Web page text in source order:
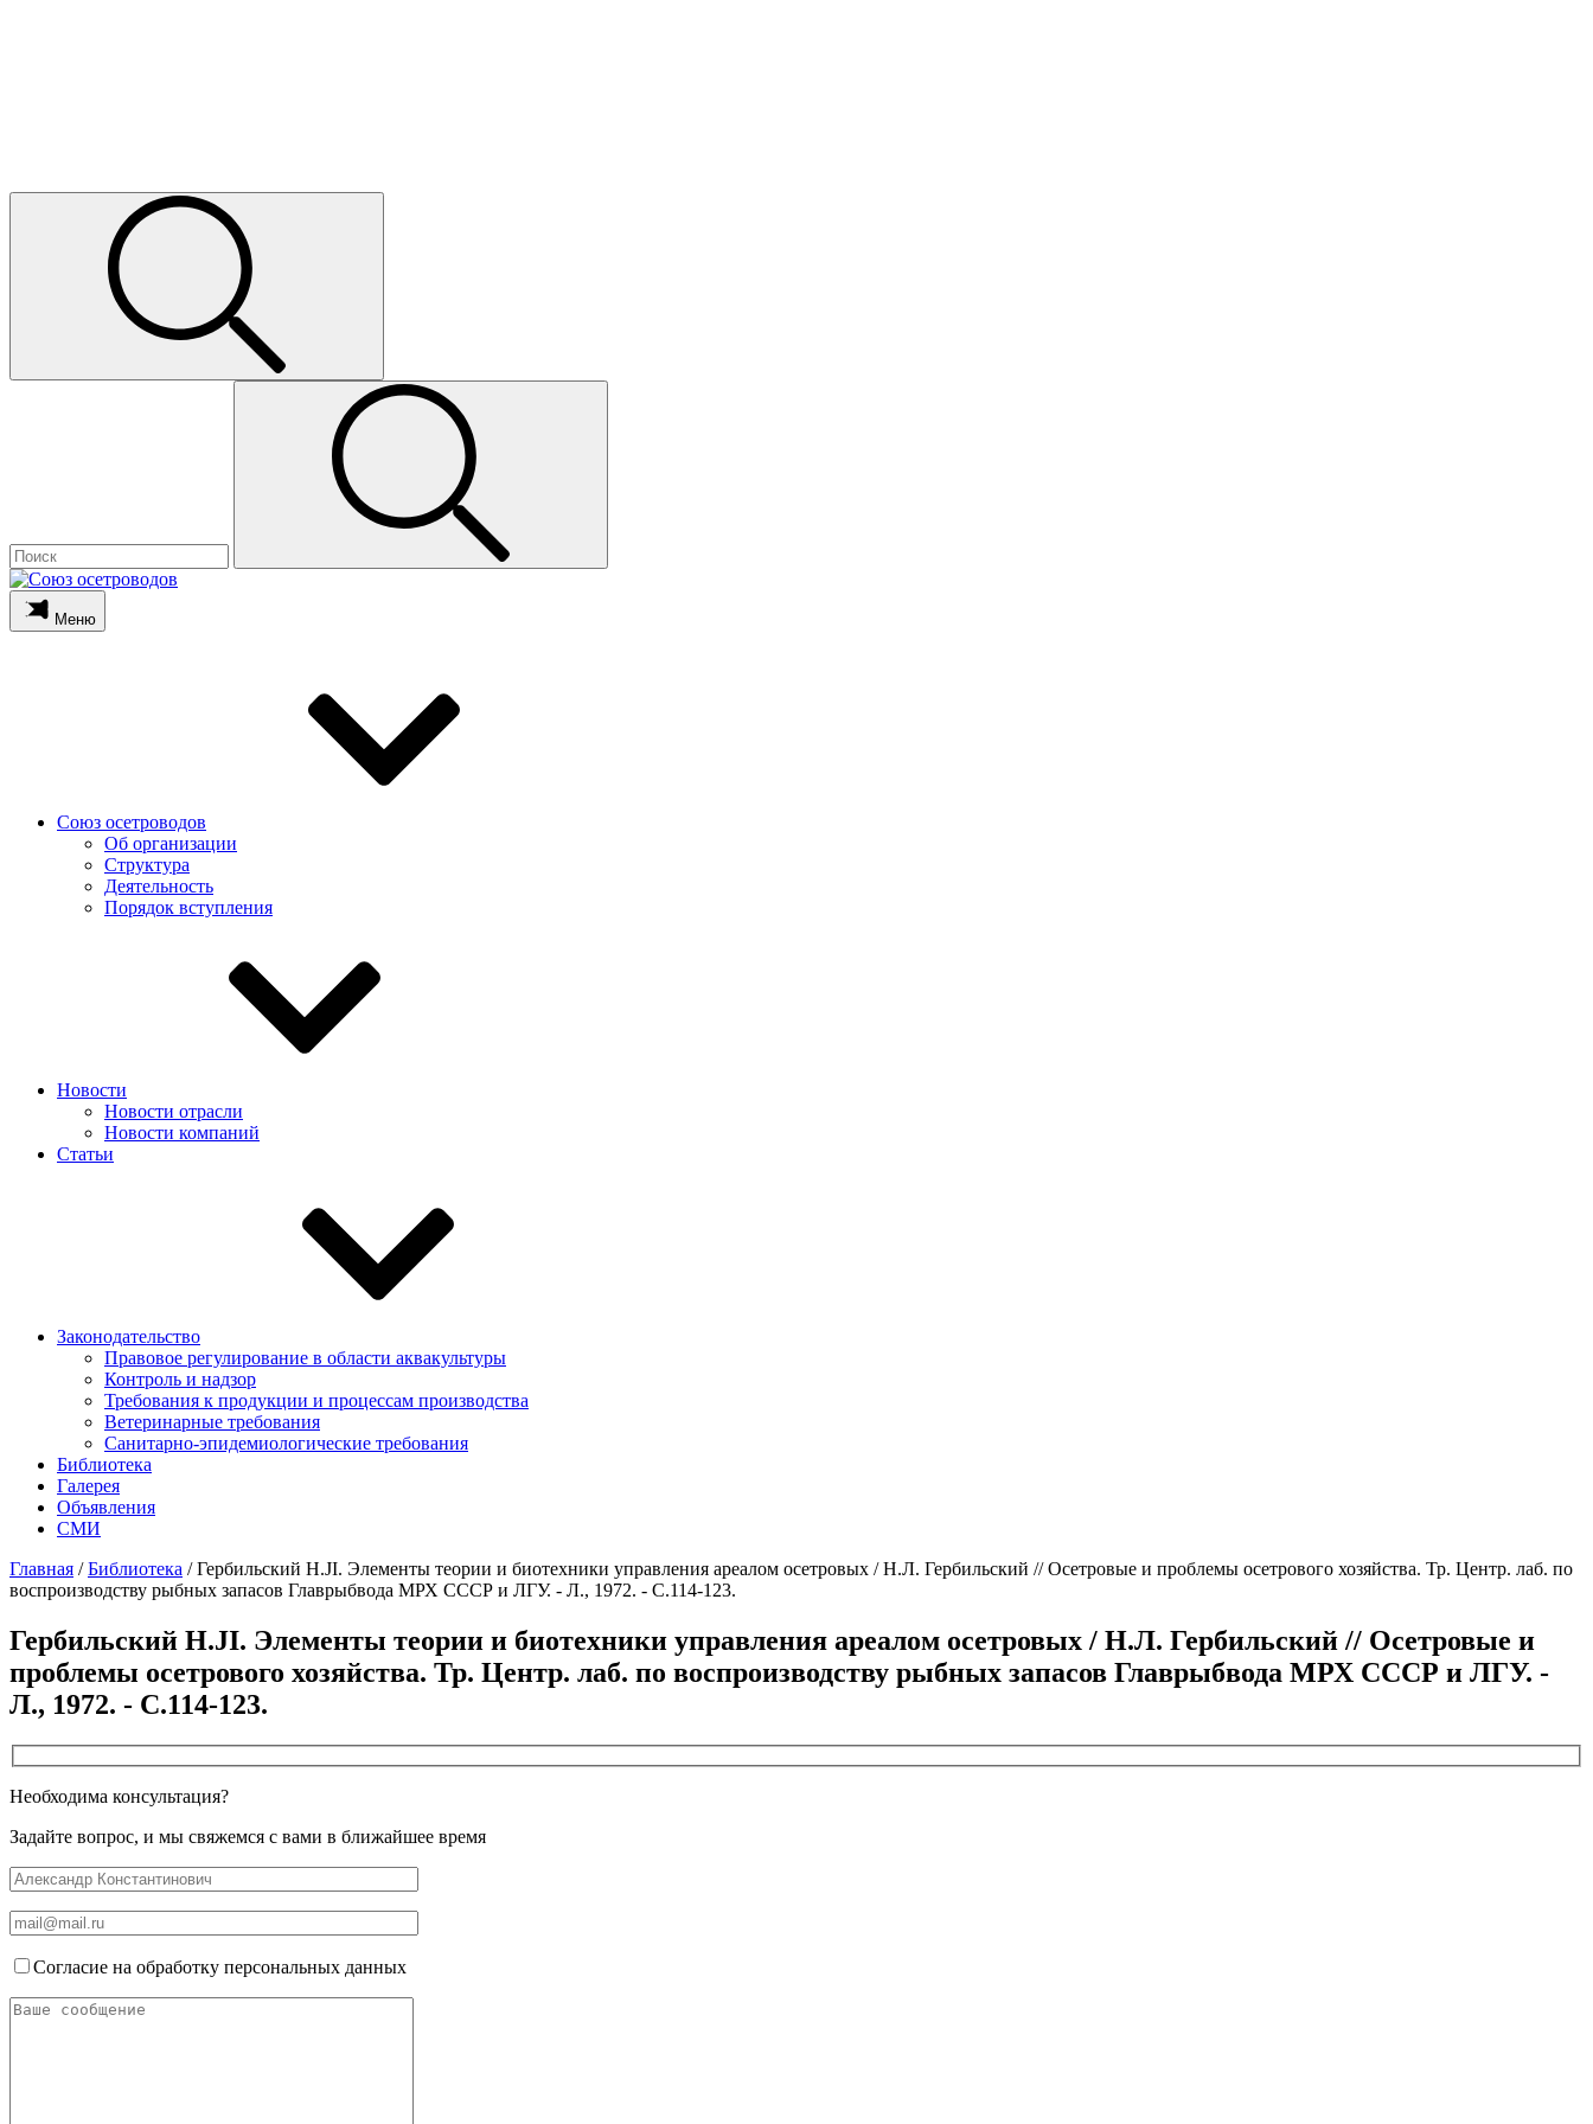
Меню
Союз осетроводов
Об организации
Структура
Деятельность
Порядок вступления
Новости
Новости отрасли
Новости компаний
Статьи
Законодательство
Правовое регулирование в области аквакультуры
Контроль и надзор
Требования к продукции и процессам производства
Ветеринарные требования
Санитарно-эпидемиологические требования
Библиотека
Галерея
Объявления
СМИ
Главная /Библиотека /Гербильский H.JI. Элементы теории и биотехники управления ареалом осетровых / Н.Л. Гербильский // Осетровые и проблемы осетрового хозяйства. Тр. Центр. лаб. по
воспроизводству рыбных запасов Главрыбвода МРХ СССР и ЛГУ. - Л., 1972. - С.114-123.
Гербильский H.JI. Элементы теории и биотехники управления ареалом осетровых / Н.Л. Гербильский // Осетровые и
проблемы осетрового хозяйства. Тр. Центр. лаб. по воспроизводству рыбных запасов Главрыбвода МРХ СССР и ЛГУ. -
Л., 1972. - С.114-123.
Необходима консультация?
Задайте вопрос, и мы свяжемся с вами в ближайшее время
Согласие на обработку персональных данных